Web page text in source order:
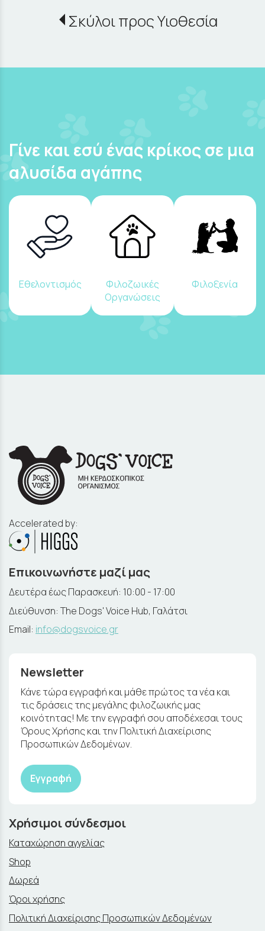
Σκύλοι προς Υιοθεσία
Γίνε και εσύ ένας κρίκος σε μια
αλυσίδα αγάπης
Εθελοντισμός
Φιλοζωικές
Οργανώσεις
Φιλοξενία
Accelerated by:
Επικοινωνήστε μαζί μας
Δευτέρα έως Παρασκευή: 10:00 - 17:00
Διεύθυνση: The Dogs' Voice Hub, Γαλάτσι
Email: info@dogsvoice.gr
Newsletter
Κάνε τώρα εγγραφή και μάθε πρώτος τα νέα και
τις δράσεις της μεγάλης φιλοζωικής μας
κοινότητας! Με την εγγραφή σου αποδέχεσαι τους
Όρους Χρήσης και την Πολιτική Διαχείρισης
Προσωπικών Δεδομένων.
Εγγραφή
Χρήσιμοι σύνδεσμοι
Καταχώρηση αγγελίας
Shop
Δωρεά
Όροι χρήσης
Πολιτική Διαχείρισης Προσωπικών Δεδομένων